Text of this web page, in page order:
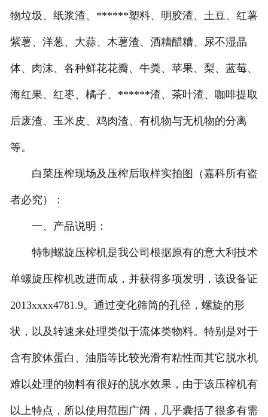
物垃圾、纸浆渣、******塑料、明胶渣、土豆、红薯
紫薯、洋葱、大蒜、木薯渣、酒糟醋糟、尿不湿晶
体、肉沫、各种鲜花花瓣、牛粪、苹果、梨、蓝莓、
海红果、红枣、橘子、******渣、茶叶渣、咖啡提取
后废渣、玉米皮、鸡肉渣、有机物与无机物的分离
等。
白菜压榨现场及压榨后取样实拍图（嘉科所有盗
者必究）：
一、产品说明：
特制螺旋压榨机是我公司根据原有的意大利技术
单螺旋压榨机改进而成，并获得多项发明，该设备证
2013xxxx4781.9。通过变化筛筒的孔径，螺旋的形
状，以及转速来处理类似于流体类物料。特别是对于
含有胶体蛋白、油脂等比较光滑有粘性而其它脱水机
难以处理的物料有很好的脱水效果，由于该压榨机有
以上特点，所以使用范围广阔，几乎囊括了很多有需